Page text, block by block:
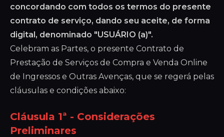
concordando com todos os termos do presente
contrato de serviço, dando seu aceite, de forma
digital, denominado "USUÁRIO (a)".
Celebram as Partes, o presente Contrato de
Prestação de Serviços de Compra e Venda Online
de Ingressos e Outras Avenças, que se regerá pelas
cláusulas e condições abaixo:
Cláusula 1ª - Considerações
Preliminares